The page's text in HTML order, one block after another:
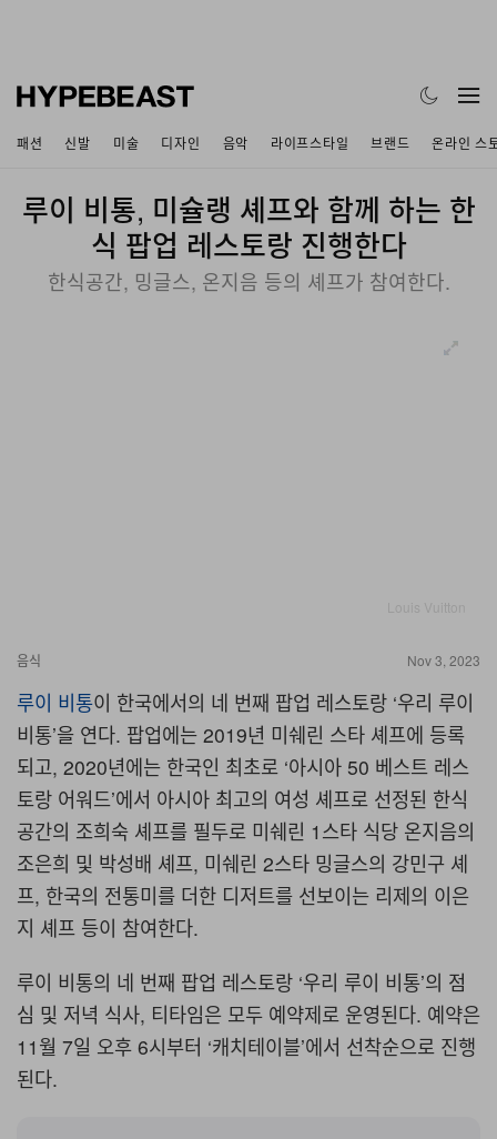
패션 신발 미술 디자인 음악 라이프스타일 브랜드 온라인 스
루이 비통, 미슐랭 셰프와 함께 하는 한
식 팝업 레스토랑 진행한다
한식공간, 밍글스, 온지음 등의 셰프가 참여한다.
음식 Nov 3, 2023
루이 비통이 한국에서의 네 번째 팝업 레스토랑 ‘우리 루이
비통’을 연다. 팝업에는 2019년 미쉐린 스타 셰프에 등록
되고, 2020년에는 한국인 최초로 ‘아시아 50 베스트 레스
토랑 어워드’에서 아시아 최고의 여성 셰프로 선정된 한식
공간의 조희숙 셰프를 필두로 미쉐린 1스타 식당 온지음의
조은희 및 박성배 셰프, 미쉐린 2스타 밍글스의 강민구 셰
프, 한국의 전통미를 더한 디저트를 선보이는 리제의 이은
지 셰프 등이 참여한다.
루이 비통의 네 번째 팝업 레스토랑 ‘우리 루이 비통’의 점
심 및 저녁 식사, 티타임은 모두 예약제로 운영된다. 예약은
11월 7일 오후 6시부터 ‘캐치테이블’에서 선착순으로 진행
된다.